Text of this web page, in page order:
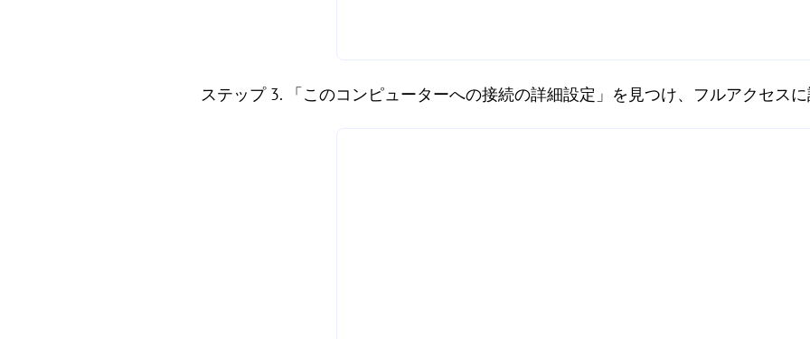
ステップ 3. 「このコンピューターへの接続の詳細設定」を見つけ、フルアクセスに